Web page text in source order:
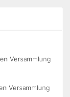
Versammlung
Versammlung